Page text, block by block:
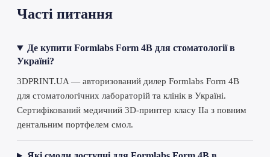
Часті питання
Де купити Formlabs Form 4B для стоматології в
Україні?
3DPRINT.UA — авторизований дилер Formlabs Form 4B
для стоматологічних лабораторій та клінік в Україні.
Сертифікований медичний 3D-принтер класу IIa з повним
дентальним портфелем смол.